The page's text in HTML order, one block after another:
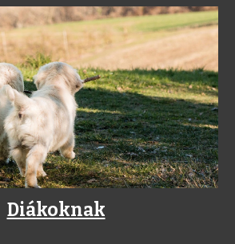
Diákoknak